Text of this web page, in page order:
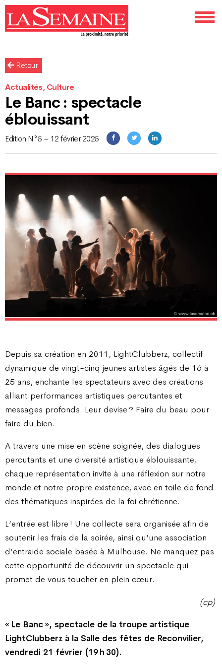
Retour
Actualités, Culture
Le Banc : spectacle
éblouissant
Edition N°5 – 12 février 2025
Depuis sa création en 2011, LightClubberz, collectif
dynamique de vingt-cinq jeunes artistes âgés de 16 à
25 ans, enchante les spectateurs avec des créations
alliant performances artistiques percutantes et
messages profonds. Leur devise ? Faire du beau pour
faire du bien.
A travers une mise en scène soignée, des dialogues
percutants et une diversité artistique éblouissante,
chaque représentation invite à une réflexion sur notre
monde et notre propre existence, avec en toile de fond
des thématiques inspirées de la foi chrétienne.
L’entrée est libre ! Une collecte sera organisée afin de
soutenir les frais de la soirée, ainsi qu’une association
d’entraide sociale basée à Mulhouse. Ne manquez pas
cette opportunité de découvrir un spectacle qui
promet de vous toucher en plein cœur.
(cp)
« Le Banc », spectacle de la troupe artistique
LightClubberz à la Salle des fêtes de Reconvilier,
vendredi 21 février (19 h 30).